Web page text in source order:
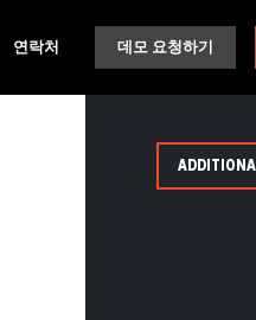
연락처 데모 요청하기